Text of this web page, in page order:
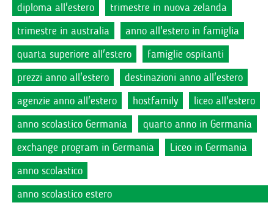
diploma all'estero
trimestre in nuova zelanda
trimestre in australia
anno all'estero in famiglia
quarta superiore all'estero
famiglie ospitanti
prezzi anno all'estero
destinazioni anno all'estero
agenzie anno all'estero
hostfamily
liceo all'estero
anno scolastico Germania
quarto anno in Germania
exchange program in Germania
Liceo in Germania
anno scolastico
anno scolastico estero